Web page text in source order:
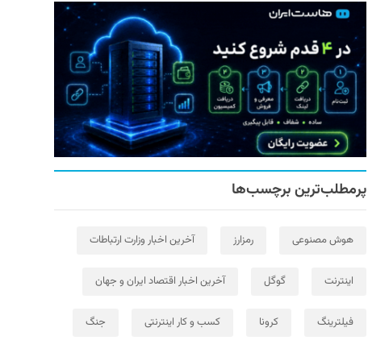
پرمطلب‌ترین برچسب‌ها
هوش مصنوعی رمزارز آخرین اخبار وزارت ارتباطات
اینترنت گوگل آخرین اخبار اقتصاد ایران و جهان
فیلترینگ کرونا کسب و کار اینترنتی جنگ